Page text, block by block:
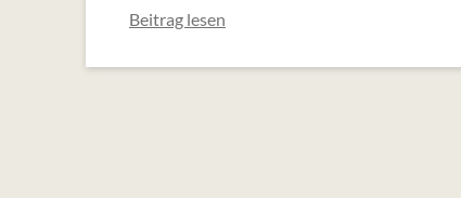
Beitrag lesen